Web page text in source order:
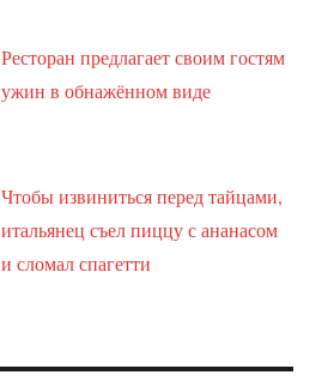
Ресторан предлагает своим гостям
ужин в обнажённом виде
Чтобы извиниться перед тайцами,
итальянец съел пиццу с ананасом
и сломал спагетти